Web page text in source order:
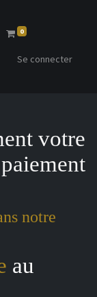
0
Se connecter
votre
notre
au